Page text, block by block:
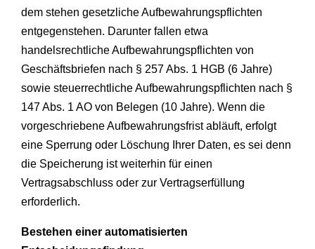
dem stehen gesetzliche Aufbewahrungspflichten
entgegenstehen. Darunter fallen etwa
handelsrechtliche Aufbewahrungspflichten von
Geschäftsbriefen nach § 257 Abs. 1 HGB (6 Jahre)
sowie steuerrechtliche Aufbewahrungspflichten nach §
147 Abs. 1 AO von Belegen (10 Jahre). Wenn die
vorgeschriebene Aufbewahrungsfrist abläuft, erfolgt
eine Sperrung oder Löschung Ihrer Daten, es sei denn
die Speicherung ist weiterhin für einen
Vertragsabschluss oder zur Vertragserfüllung
erforderlich.
Bestehen einer automatisierten